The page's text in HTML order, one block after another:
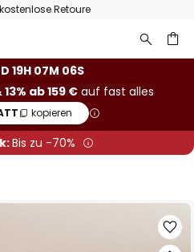
Retoure
19H 07M 05S
13% ab 159 €auf fast alles
kopieren
Bis zu -70%